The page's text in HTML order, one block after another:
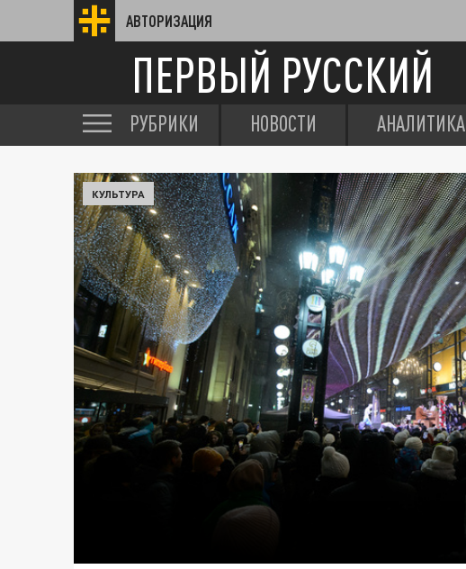
АВТОРИЗАЦИЯ
ПЕРВЫЙ РУССКИЙ
РУБРИКИ НОВОСТИ АНАЛИТИКА
КУЛЬТУРА